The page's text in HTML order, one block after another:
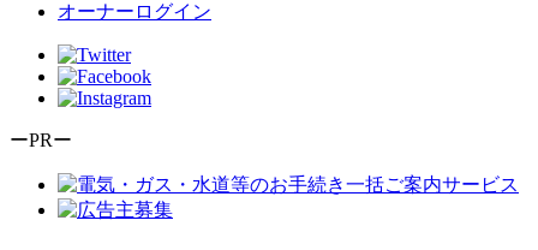
オーナーログイン
ーPRー